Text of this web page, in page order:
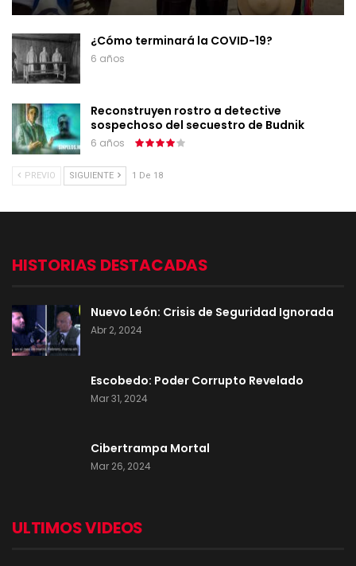
¿Cómo terminará la COVID-19?
6 años
Reconstruyen rostro a detective
sospechoso del secuestro de Budnik
6 años
PREVIO SIGUIENTE 1 De 18
HISTORIAS DESTACADAS
Nuevo León: Crisis de Seguridad Ignorada
Abr 2, 2024
Escobedo: Poder Corrupto Revelado
Mar 31, 2024
Cibertrampa Mortal
Mar 26, 2024
ULTIMOS VIDEOS